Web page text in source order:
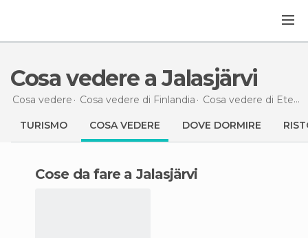
Cosa vedere a Jalasjärvi
Cosa vedere Cosa vedere di Finlandia Cosa vedere di Etelä-Pohjanmaa
TURISMO COSA VEDERE DOVE DORMIRE
Cose da fare a Jalasjärvi